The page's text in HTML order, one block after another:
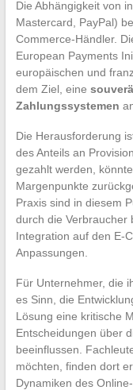
Die Abhängigkeit von
Mastercard, PayPal)
Commerce-Händler.
European Payments
europäischen und
dem Ziel, eine
Zahlungssystemen
Die Herausforderung
des Anteils an
gezahlt werden,
Margenpunkte
Praxis sind in diesem
durch die Verbraucher
Integration auf den E-
Anpassungen.
Für Unternehmer, die
es Sinn, die
Lösung eine kritische
Entscheidungen über
beeinflussen.
möchten, finden dort
Dynamiken des